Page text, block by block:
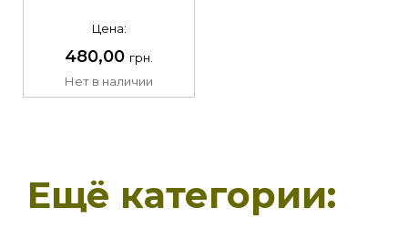
Цена:
480,00 грн.
Нет в наличии
Ещё категории: